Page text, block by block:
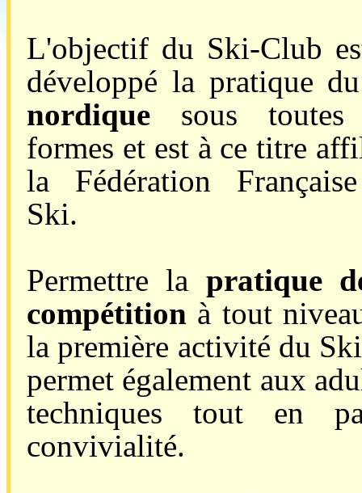
L'objectif du Ski-Club
développé la pratique
nordique sous toutes
formes et est à ce titre
la Fédération
Ski.
Permettre la pratique
compétition à tout
la première activité du
permet également aux
techniques tout en
convivialité.